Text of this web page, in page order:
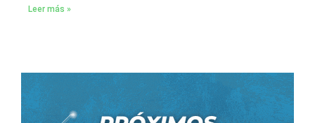
Leer más »